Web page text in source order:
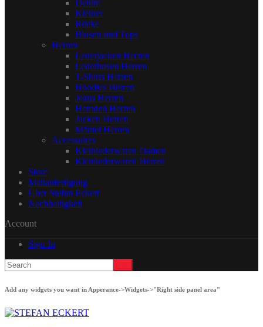
Denim
Kleider
Röcke
Blusen und Tops
Herren
Lederjacken Herren
Lederhosen Herren
T-Shirts Herren
Hoodies Herren
Jeans Herren
Hemden Herren
Jacken Herren
Mäntel Herren
Accessoires
Kleinlederwaren Damen
Kleinlederwaren Herren
Store
Maßanfertigung
Über Stefan Eckert
Nachhaltigkeit
Account
Sign In
Add any widgets you want in Apperance->Widgets->"Right side panel area"